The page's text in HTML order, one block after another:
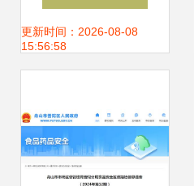
服务提供商
更新时间：2026-08-08
15:56:58